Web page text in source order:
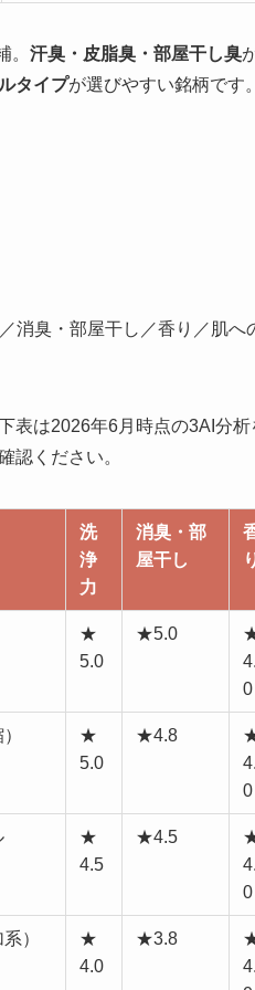
。 汗臭・皮脂臭・部屋干し臭
タイプが選びやすい銘柄です
消臭・部屋干し／香り／肌へ
は2026年6月時点の3AI分
認ください。
洗
浄
力
消臭・部
屋干し
★
5.0
★5.0
4.
0
★
5.0
★4.8
4.
0
★
4.5
★4.5
4.
0
）
★
4.0
★3.8
4.